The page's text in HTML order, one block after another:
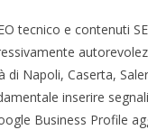
tecnico e contenuti
di Napoli, Caserta,
inserire
Business Profile